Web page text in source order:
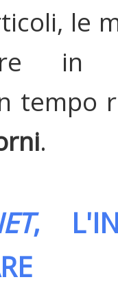
le
in
tempo
.
,